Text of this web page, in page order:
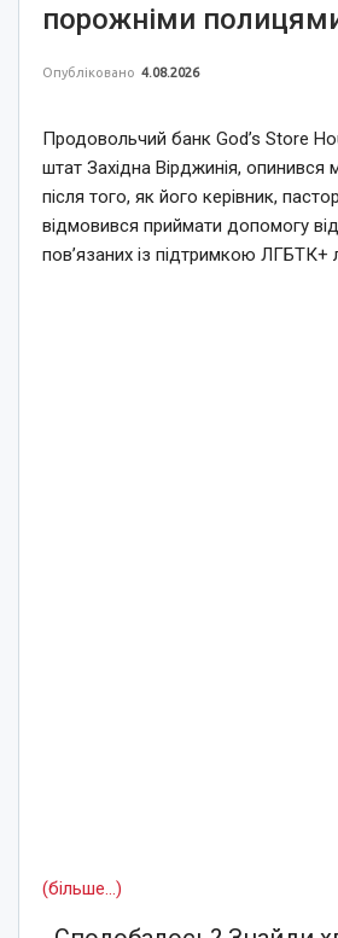
порожніми
Опубліковано 4.08.2026
Продовольчий банк God’s Store
штат Західна Вірджинія, опинився
після того, як його керівник,
відмовився приймати допомогу від
пов’язаних із підтримкою ЛГБТК+
(більше…)